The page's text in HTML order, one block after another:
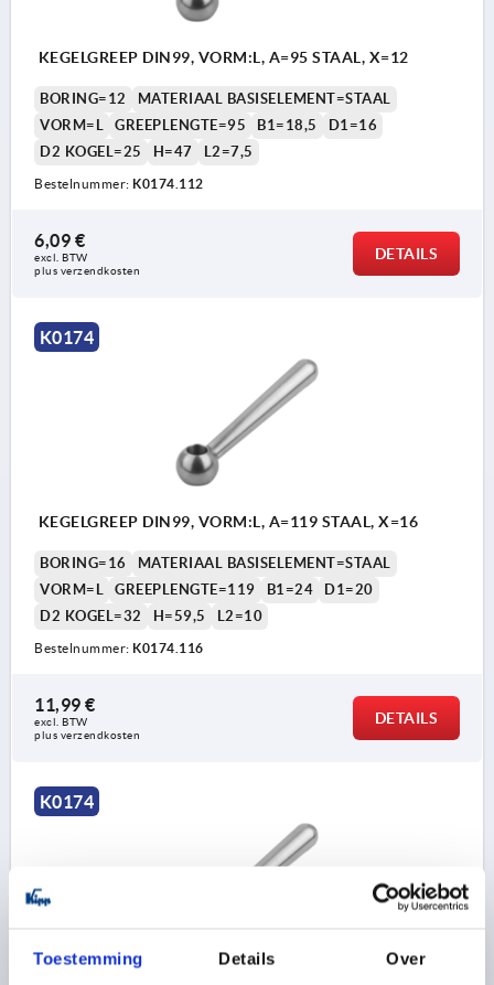
Toestemming Details Over
KEGELGREEP DIN99, VORM:L, A=95 STAAL, X=12
BORING=12
MATERIAAL BASISELEMENT=STAAL
VORM=L
GREEPLENGTE=95 B1=18,5
D1=16
D2 KOGEL=25
H=47 L2=7,5
Bestelnummer: K0174.112
6,09 €
excl. BTW
plus verzendkosten
DETAILS
K0174
KEGELGREEP DIN99, VORM:L, A=119 STAAL, X=16
BORING=16
MATERIAAL BASISELEMENT=STAAL
VORM=L
GREEPLENGTE=119 B1=24
D1=20
D2 KOGEL=32
H=59,5 L2=10
Bestelnummer: K0174.116
11,99 €
excl. BTW
plus verzendkosten
DETAILS
K0174